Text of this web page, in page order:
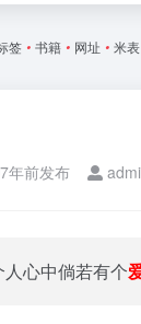
签 • 书籍 • 网址 • 米表
7年前发布
心中倘若有个